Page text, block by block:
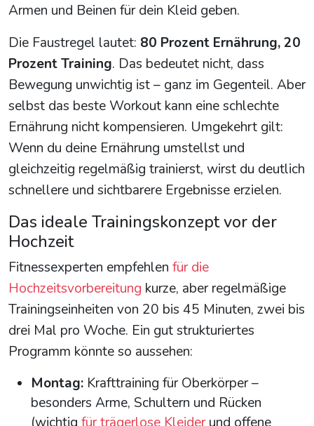
Armen und Beinen für dein Kleid geben.
Die Faustregel lautet: 80 Prozent Ernährung, 20
Prozent Training. Das bedeutet nicht, dass
Bewegung unwichtig ist – ganz im Gegenteil. Aber
selbst das beste Workout kann eine schlechte
Ernährung nicht kompensieren. Umgekehrt gilt:
Wenn du deine Ernährung umstellst und
gleichzeitig regelmäßig trainierst, wirst du deutlich
schnellere und sichtbarere Ergebnisse erzielen.
Das ideale Trainingskonzept vor der
Hochzeit
Fitnessexperten empfehlen für die
Hochzeitsvorbereitung kurze, aber regelmäßige
Trainingseinheiten von 20 bis 45 Minuten, zwei bis
drei Mal pro Woche. Ein gut strukturiertes
Programm könnte so aussehen:
Montag: Krafttraining für Oberkörper –
besonders Arme, Schultern und Rücken